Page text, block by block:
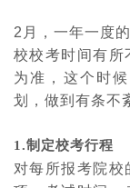
2 月，一年一度
校校考时间有所
为准，这个时
划，做到有条不
1.制定校考行程
对每所报考院校